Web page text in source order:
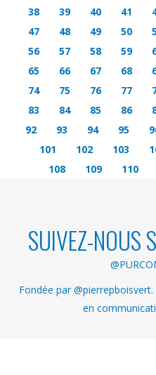
38
39 40 41
47
48 49 50
56
57 58 59
65
66 67 68
74
75 76 77
83
84 85 86
92
93 94 95
101
102 103
108
109 110
SUIVEZ-NOUS
Fondée par
en